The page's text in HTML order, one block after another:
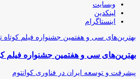
وبسایت
لینکدین
اینستاگرام
بهترین‌های سی و هفتمین جشنواره فیلم کوتاه
بهترین‌های سی و هفتمین جشنواره فیلم
پیشرفت و توسعه ایران در فناوری کوانتوم